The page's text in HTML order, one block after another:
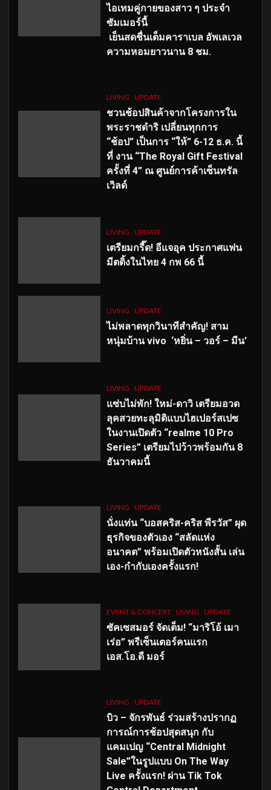
ไอเทมคู่กายของสาว ๆ ประจำ
ซัมเมอร์นี้
เย็นสดชื่นเต็มคาราเบล อัพเลเวล
ความหอมยาวนาน 8 ชม.
LIVING UPDATE
ชวนช้อปสินค้าจากโครงการใน
พระราชดำริ เปลี่ยนทุกการ
“ช้อป” เป็นการ “ให้” 6-12 ธ.ค. นี้
ที่ งาน “The Royal Gift Festival
ครั้งที่ 4” ณ ศูนย์การค้าเซ็นทรัล
เวิลด์
LIVING UPDATE
เตรียมกรี๊ด! อีแจอุค ประกาศแฟน
มีตติ้งในไทย 4 กพ 66 นี้
LIVING UPDATE
ไม่พลาดทุกวินาทีสำคัญ! สาม
หนุ่มบ้าน vivo ‘หยิ่น – วอร์ – มีน’
LIVING UPDATE
แซ่บไม่พัก! ใหม่-ดาวิ เตรียมอวด
ลุคสวยทะลุมิติแบบไฮเปอร์สเปซ
ในงานเปิดตัว “realme 10 Pro
Series” เตรียมไปว้าวพร้อมกัน 8
ธันวาคมนี้
LIVING UPDATE
นั่งแท่น “บอสคริส-คริส พีรวัส” ผุด
ธุรกิจของตัวเอง “สลัดแห่ง
อนาคต” พร้อมเปิดตัวหนังสั้น เล่น
เอง-กำกับเองครั้งแรก!
EVENT & CONCERT LIVING UPDATE
ซัคเซสมอร์ จัดเต็ม! “มาริโอ้ เมา
เร่อ” พรีเซ็นเตอร์คนแรก
เอส.โอ.ดี มอร์
LIVING UPDATE
บิว – จักรพันธ์ ร่วมสร้างปรากฏ
การณ์การช้อปสุดสนุก กับ
แคมเปญ “Central Midnight
Sale”ในรูปแบบ On The Way
Live ครั้งแรก! ผ่าน Tik Tok